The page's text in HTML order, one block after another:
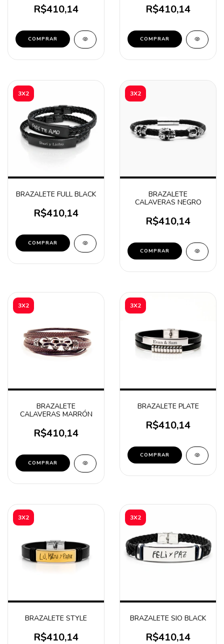
R$410,14
COMPRAR
R$410,14
COMPRAR
3X2
BRAZALETE FULL BLACK
R$410,14
COMPRAR
3X2
BRAZALETE
CALAVERAS NEGRO
R$410,14
COMPRAR
3X2
BRAZALETE
CALAVERAS MARRÓN
R$410,14
COMPRAR
3X2
BRAZALETE PLATE
R$410,14
COMPRAR
3X2
BRAZALETE STYLE
R$410,14
3X2
BRAZALETE SIO BLACK
R$410,14